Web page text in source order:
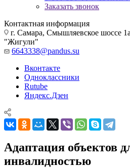
Заказать звонок
Контактная информация
г. Самара, Смышляевское шоссе
"Жигули"
6643338@pandus.su
Вконтакте
Одноклассники
Rutube
Яндекс.Дзен
Адаптация объектов
инвалидностью